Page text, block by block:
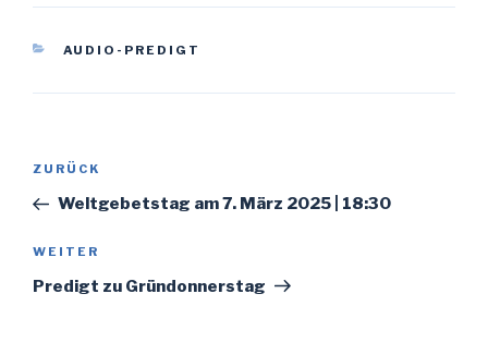
KATEGORIEN
AUDIO-PREDIGT
Beitragsnavigation
Vorheriger
Beitrag
ZURÜCK
Weltgebetstag am 7. März 2025 | 18:30
Nächster
Beitrag
WEITER
Predigt zu Gründonnerstag